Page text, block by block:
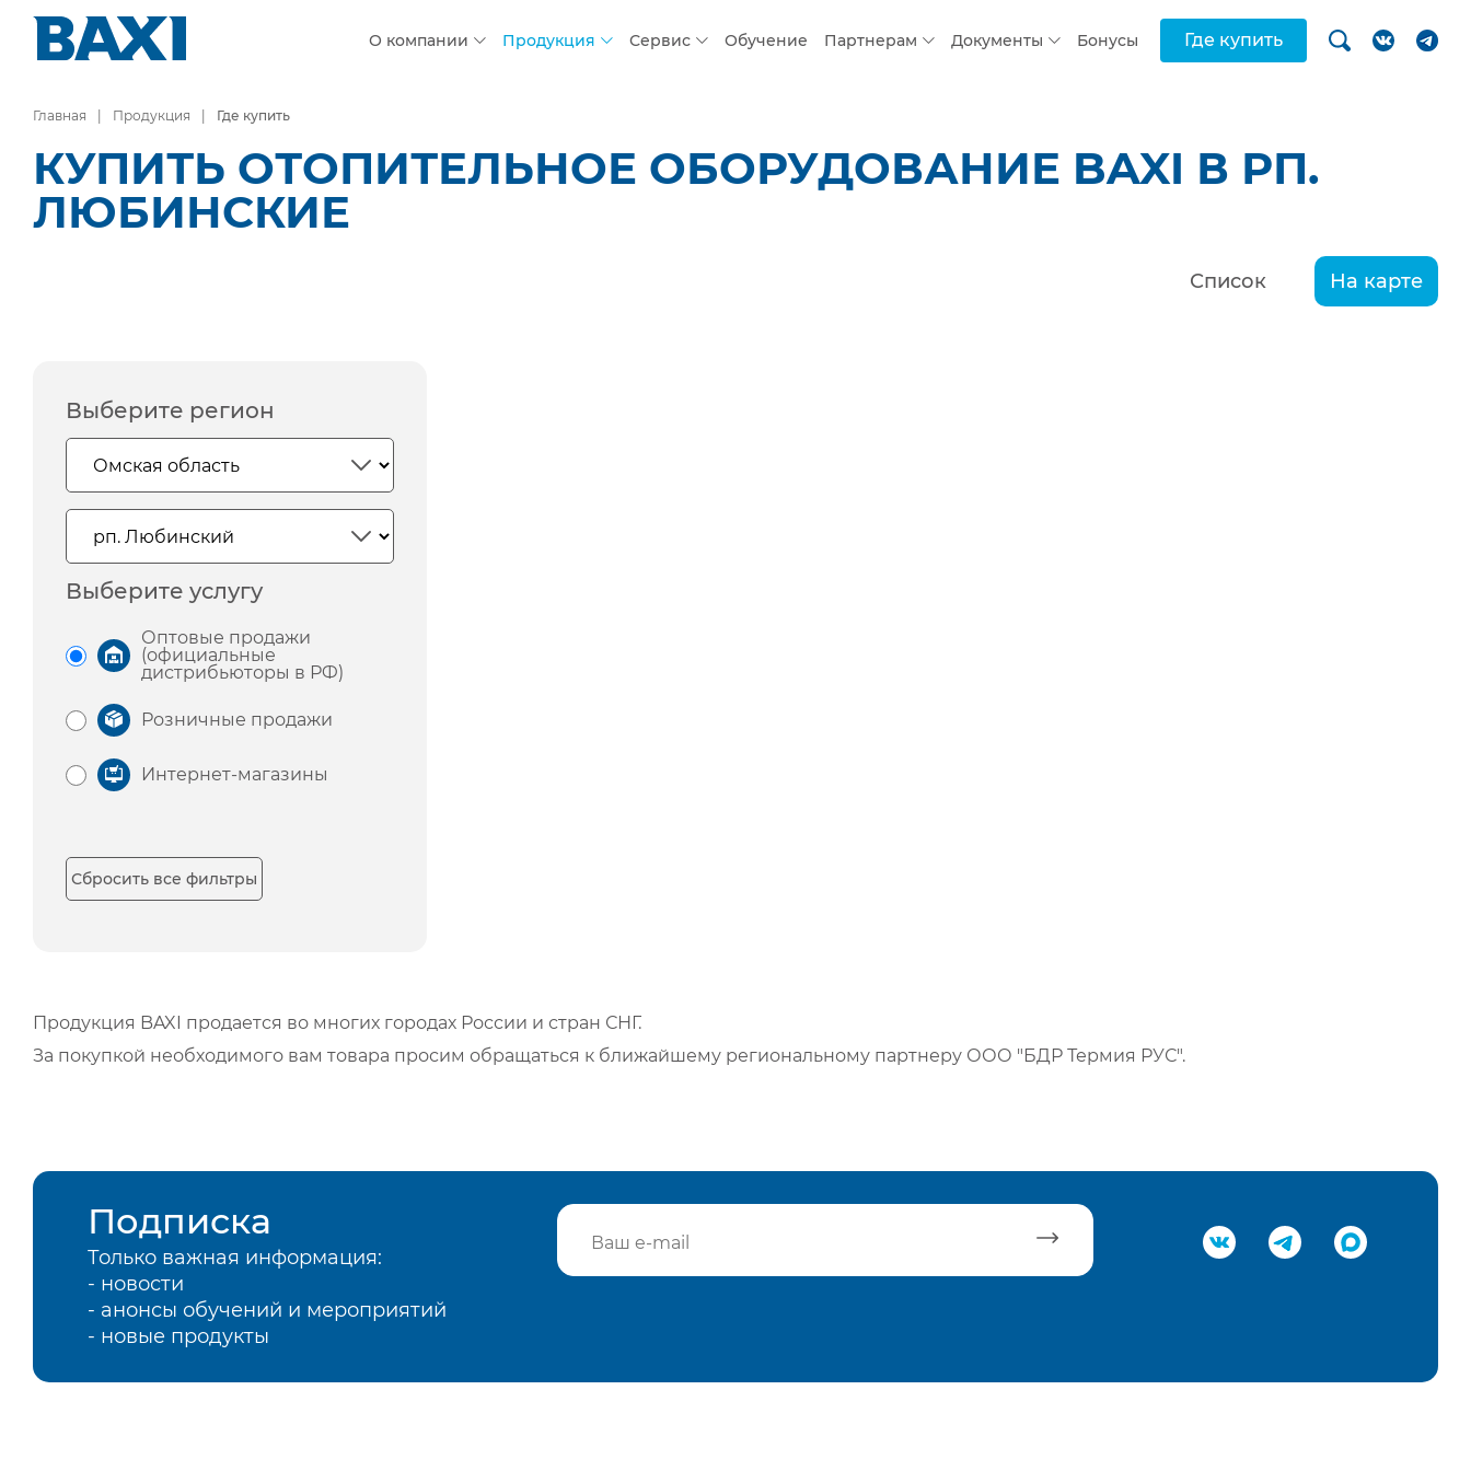
О компании Продукция Сервис Обучение Партнерам Документы Бонусы Где купить
Главная Продукция Где купить
КУПИТЬ ОТОПИТЕЛЬНОЕ ОБОРУДОВАНИЕ BAXI В РП.
ЛЮБИНСКИЕ
Список На карте
Выберите регион
Выберите услугу
Оптовые продажи
(официальные
дистрибьюторы в РФ)
Розничные продажи
Интернет-магазины
Сбросить все фильтры
Продукция BAXI продается во многих городах России и стран СНГ.
За покупкой необходимого вам товара просим обращаться к ближайшему региональному партнеру ООО "БДР Термия РУС".
Подписка
Только важная информация:
- новости
- анонсы обучений и мероприятий
- новые продукты